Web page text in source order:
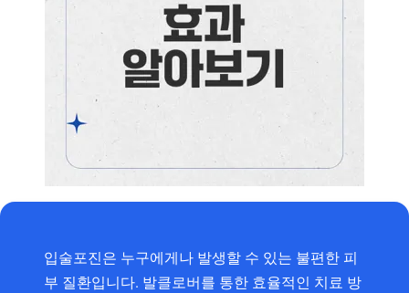
입술포진은 누구에게나 발생할 수 있는 불편한 피
부 질환입니다. 발클로버를 통한 효율적인 치료 방